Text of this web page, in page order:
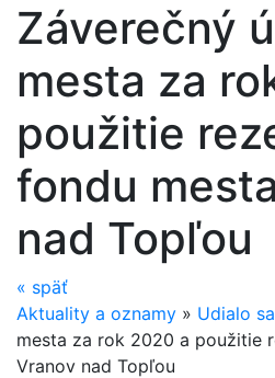
Záverečný
mesta za
použitie
fondu
nad Topľou
« späť
Aktuality a oznamy » Udialo
mesta za rok 2020 a použitie
Vranov nad Topľou